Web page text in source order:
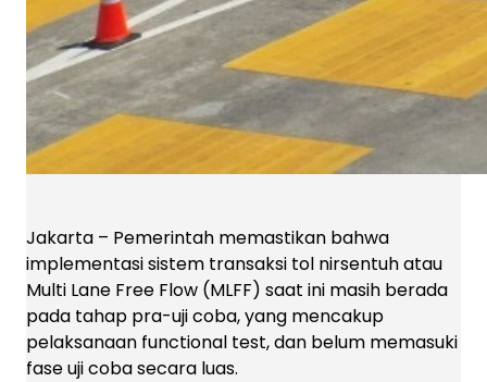
Jakarta – Pemerintah memastikan bahwa
implementasi sistem transaksi tol nirsentuh atau
Multi Lane Free Flow (MLFF) saat ini masih berada
pada tahap pra-uji coba, yang mencakup
pelaksanaan functional test, dan belum memasuki
fase uji coba secara luas.